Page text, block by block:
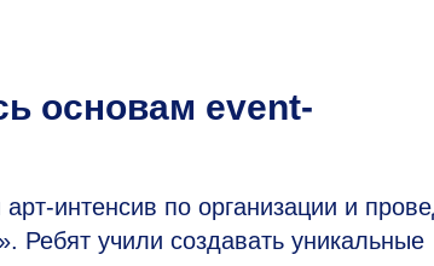
основам event-
интенсив по организации и
Ребят учили создавать уникальные